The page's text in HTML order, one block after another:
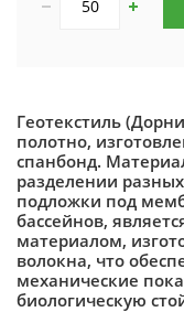
Геотекстиль
полотно,
спанбонд.
разделении
подложки под
бассейнов,
материалом,
волокна, что
механические
биологическую